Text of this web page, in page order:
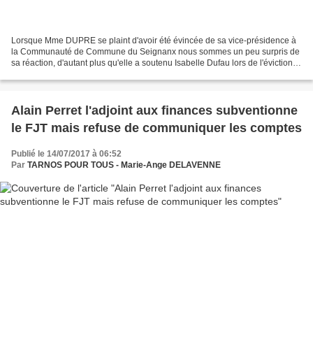
Lorsque Mme DUPRE se plaint d'avoir été évincée de sa vice-présidence à
la Communauté de Commune du Seignanx nous sommes un peu surpris de
sa réaction, d'autant plus qu'elle a soutenu Isabelle Dufau lors de l'éviction
Alain Perret l'adjoint aux finances subventionne
le FJT mais refuse de communiquer les comptes
Publié le 14/07/2017 à 06:52
Par TARNOS POUR TOUS - Marie-Ange DELAVENNE